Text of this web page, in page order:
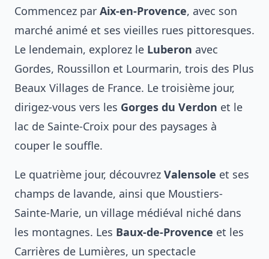
Commencez par Aix-en-Provence, avec son
marché animé et ses vieilles rues pittoresques.
Le lendemain, explorez le Luberon avec
Gordes, Roussillon et Lourmarin, trois des Plus
Beaux Villages de France. Le troisième jour,
dirigez-vous vers les Gorges du Verdon et le
lac de Sainte-Croix pour des paysages à
couper le souffle.
Le quatrième jour, découvrez Valensole et ses
champs de lavande, ainsi que Moustiers-
Sainte-Marie, un village médiéval niché dans
les montagnes. Les Baux-de-Provence et les
Carrières de Lumières, un spectacle